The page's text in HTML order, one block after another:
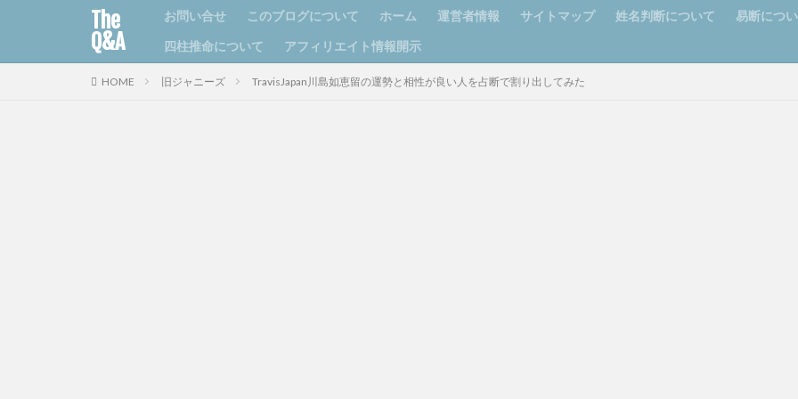
The
Q&A
お問い合せ このブログについて ホーム 運営者情報 サイトマップ 姓名判断について 易断につ
四柱推命について
アフィリエイト情報開示
HOME 旧ジャニーズ TravisJapan川島如恵留の運勢と相性が良い人を占断で割り出してみた